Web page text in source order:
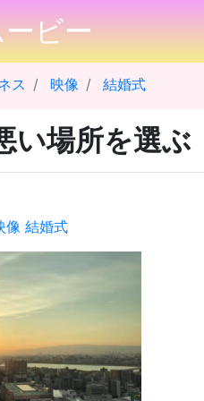
ビー
ス 映像 結婚式
い場所を選ぶ
像 結婚式